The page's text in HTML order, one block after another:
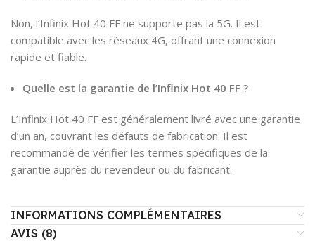
Non, l’Infinix Hot 40 FF ne supporte pas la 5G. Il est
compatible avec les réseaux 4G, offrant une connexion
rapide et fiable.
Quelle est la garantie de l’Infinix Hot 40 FF ?
L’Infinix Hot 40 FF est généralement livré avec une garantie
d’un an, couvrant les défauts de fabrication. Il est
recommandé de vérifier les termes spécifiques de la
garantie auprès du revendeur ou du fabricant.
INFORMATIONS COMPLÉMENTAIRES
AVIS (8)